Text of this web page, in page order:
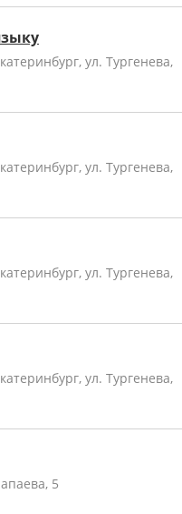
ул. Тургенева,
ул. Тургенева,
ул. Тургенева,
ул. Тургенева,
5